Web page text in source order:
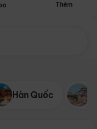
Thêm
Hàn Quốc